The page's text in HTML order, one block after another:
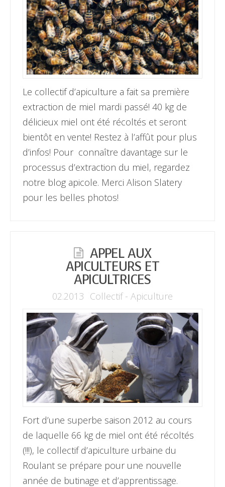
Le collectif d’apiculture a fait sa première
extraction de miel mardi passé! 40 kg de
délicieux miel ont été récoltés et seront
bientôt en vente! Restez à l’affût pour plus
d’infos! Pour connaître davantage sur le
processus d’extraction du miel, regardez
notre blog apicole. Merci Alison Slatery
pour les belles photos!
APPEL AUX
APICULTEURS ET
APICULTRICES
02.2013 Collectif - Apiculture
Fort d’une superbe saison 2012 au cours
de laquelle 66 kg de miel ont été récoltés
(!!!), le collectif d’apiculture urbaine du
Roulant se prépare pour une nouvelle
année de butinage et d’apprentissage.